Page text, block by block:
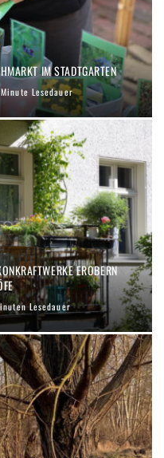
IM STADTGARTEN
Lesedauer
EROBERN
Lesedauer